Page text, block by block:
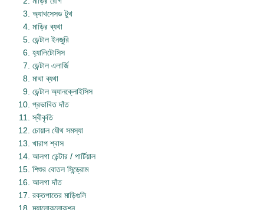
অ্যাথসেসড টুথ
মাড়ির ব্যথা
ডেন্টাল ইনজুরি
হ্যালিটোসিস
ডেন্টাল এলার্জি
মাথা ব্যথা
ডেন্টাল অ্যানক্লোইসিস
প্রভাবিত দাঁত
স্বীকৃতি
চোয়াল যৌথ সমস্যা
খারাপ শ্বাস
আলগা ডেন্টার / পার্টিয়াল
শিশুর বোতল সিন্ড্রোম
আলগা দাঁত
রক্তপাতের মাড়িগুলি